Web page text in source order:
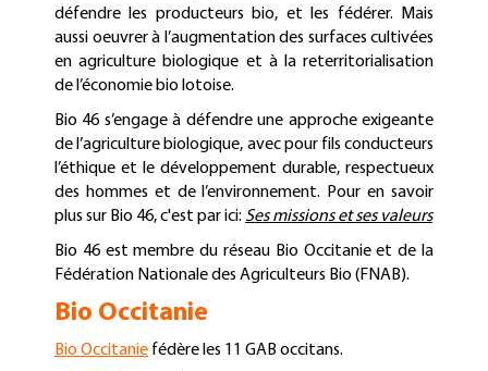
défendre les producteurs bio, et les fédérer. Mais
aussi oeuvrer à l’augmentation des surfaces cultivées
en agriculture biologique et à la reterritorialisation
de l’économie bio lotoise.
Bio 46 s’engage à défendre une approche exigeante
de l’agriculture biologique, avec pour fils conducteurs
l’éthique et le développement durable, respectueux
des hommes et de l’environnement. Pour en savoir
plus sur Bio 46, c'est par ici: Ses missions et ses valeurs
Bio 46 est membre du réseau Bio Occitanie et de la
Fédération Nationale des Agriculteurs Bio (FNAB).
Bio Occitanie
Bio Occitanie fédère les 11 GAB occitans.